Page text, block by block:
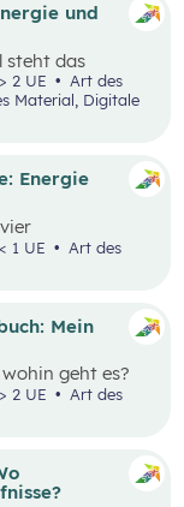
Energie
und
1 UE
Mein
geht es?
wofür brauche
präsent
herangeführt
2 UE
Art des
und
steht das
Es
und
und unser
2 UE
Art des
Material, Digitale